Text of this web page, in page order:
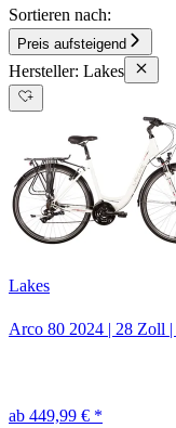
Sortieren nach:
Preis aufsteigend
Hersteller: Lakes
Lakes
Arco 80 2024 | 28 Zoll |
ab 449,99 € *